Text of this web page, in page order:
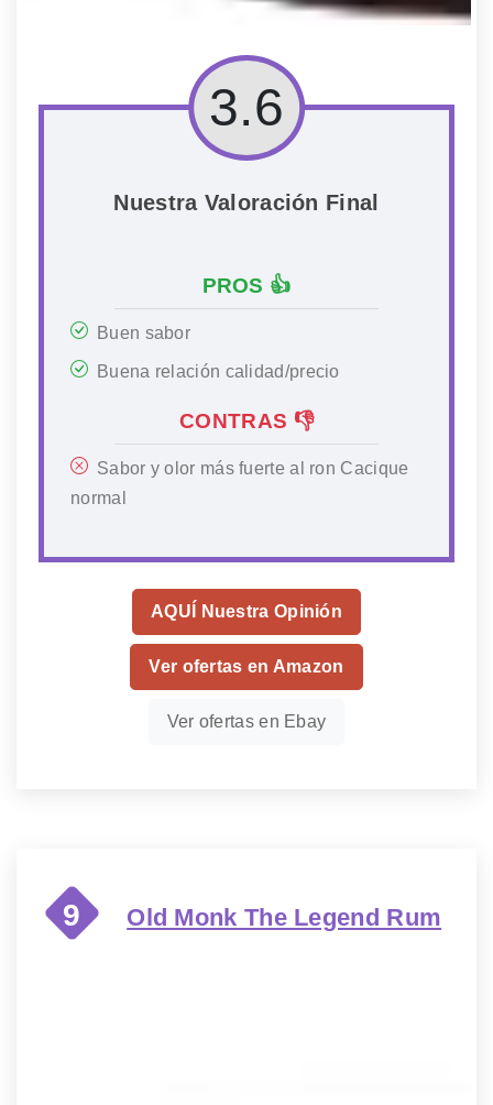
3.6
Nuestra Valoración Final
PROS 👍
Buen sabor
Buena relación calidad/precio
CONTRAS 👎
Sabor y olor más fuerte al ron Cacique
normal
AQUÍ Nuestra Opinión
Ver ofertas en Amazon
Ver ofertas en Ebay
9 Old Monk The Legend Rum